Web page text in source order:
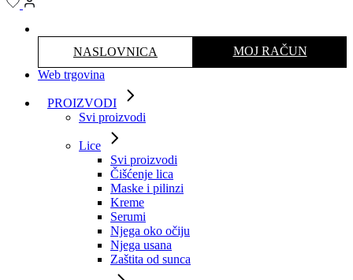
NASLOVNICA
MOJ RAČUN
Web trgovina
PROIZVODI
Svi proizvodi
Lice
Svi proizvodi
Čišćenje lica
Maske i pilinzi
Kreme
Serumi
Njega oko očiju
Njega usana
Zaštita od sunca